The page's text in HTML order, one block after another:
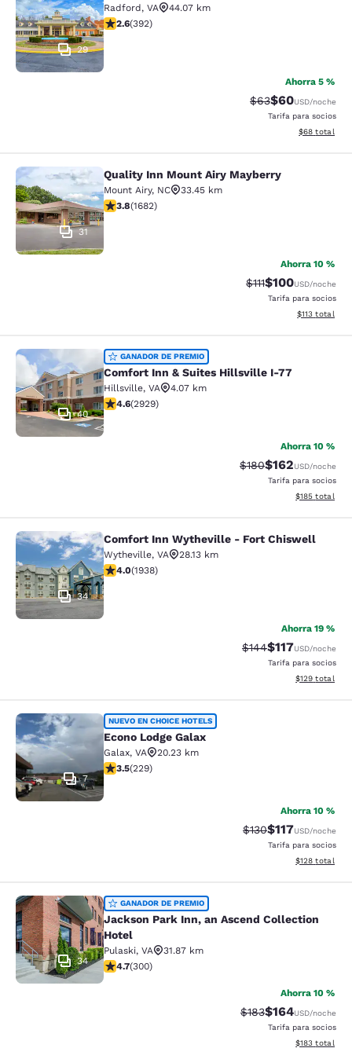
29
Radford, VA
44.07 km
Calificación de 2.63 estrellas. Razonable. 392 reseñas
2.6(392)
Ahorra 5 %
Tarifa tachada:
$63Tarifa
$60USD/noche
Tarifa para socios
Ver detalles
$68 total
Quality Inn Mount Airy Mayberry
31
Quality Inn Mount Airy Mayberry
Mount Airy, NC
33.45 km
Calificación de 3.78 estrellas. Bueno. 1682 reseñas
3.8(1682)
Ahorra 10 %
Tarifa tachada:
$111Tarifa reducida:
$100USD/noche
Tarifa para socios
Ver detalles
$113 total
Comfort Inn & Suites Hillsville I-77
40
GANADOR DE PREMIO
Comfort Inn & Suites Hillsville I-77
Hillsville, VA
4.07 km
Calificación de 4.6 estrellas. Excepcional. 2929
4.6(2929)
Ahorra 10 %
Tarifa tachada:
$180Tarifa reducida:
$162USD/noche
Tarifa para socios
Ver detalles
$185 total
Comfort Inn Wytheville - Fort
34
Comfort Inn Wytheville - Fort Chiswell
Wytheville, VA
28.13 km
Calificación de 3.97 estrellas. Bueno. 1938 reseñas
4.0(1938)
Ahorra 19 %
Tarifa tachada:
$144Tarifa reducida:
$117USD/noche
Tarifa para socios
Ver detalles
$129 total
Econo Lodge Galax
7
NUEVO EN CHOICE HOTELS
Econo Lodge Galax
Galax, VA
20.23 km
Calificación de 3.51 estrellas. Bueno. 229 reseñas
3.5(229)
Ahorra 10 %
Tarifa tachada:
$130Tarifa reducida:
$117USD/noche
Tarifa para socios
Ver detalles
$128 total
Jackson Park Inn, an Ascend
34
GANADOR DE PREMIO
Jackson Park Inn, an Ascend Collection
Hotel
Pulaski, VA
31.87 km
Calificación de 4.68 estrellas. Excepcional. 300
4.7(300)
Ahorra 10 %
Tarifa tachada:
$183Tarifa reducida:
$164USD/noche
Tarifa para socios
Ver detalles
$183 total